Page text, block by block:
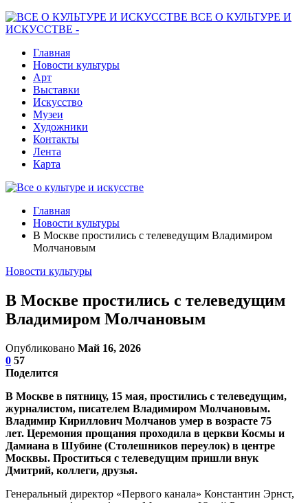
ВСЕ О КУЛЬТУРЕ И
ИСКУССТВЕ -
Главная
Новости культуры
Арт
Выставки
Искусство
Музеи
Художники
Контакты
Лента
Карта
Главная
Новости культуры
В Москве простились с телеведущим Владимиром
Молчановым
Новости культуры
В Москве простились с телеведущим
Владимиром Молчановым
Опубликовано Май 16, 2026
0 57
Поделится
В Москве в пятницу, 15 мая, простились с телеведущим,
журналистом, писателем Владимиром Молчановым.
Владимир Кириллович Молчанов умер в возрасте 75
лет. Церемония прощания проходила в церкви Космы и
Дамиана в Шубине (Столешников переулок) в центре
Москвы. Проститься с телеведущим пришли внук
Дмитрий, коллеги, друзья.
Генеральный директор «Первого канала» Константин Эрнст,